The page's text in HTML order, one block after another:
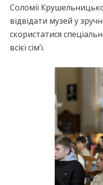
Соломії
відвідати музей у
скористатися
всієї сім’ї.